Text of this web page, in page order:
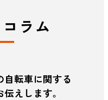
ラム
転車に関する
えします。